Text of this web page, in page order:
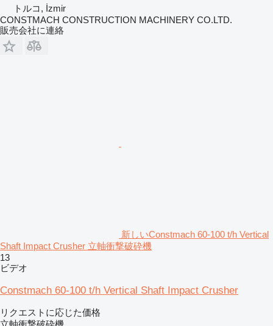
トルコ, İzmir
CONSTMACH CONSTRUCTION MACHINERY CO.LTD.
販売会社に連絡
新しいConstmach 60-100 t/h Vertical
Shaft Impact Crusher 立軸衝撃破砕機
13
ビデオ
Constmach 60-100 t/h Vertical Shaft Impact Crusher
リクエストに応じた価格
立軸衝撃破砕機